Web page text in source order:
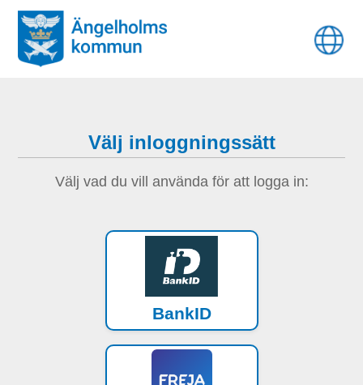
Välj inloggningssätt
Välj vad du vill använda för att logga in:
BankID